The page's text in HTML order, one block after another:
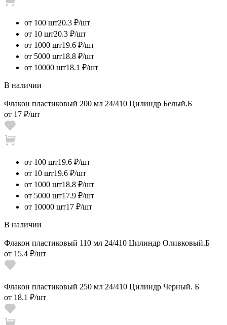
от 100 шт20.3 ₽/шт
от 10 шт20.3 ₽/шт
от 1000 шт19.6 ₽/шт
от 5000 шт18.8 ₽/шт
от 10000 шт18.1 ₽/шт
В наличии
Флакон пластиковый 200 мл 24/410 Цилиндр Белый.Б
от 17 ₽/шт
от 100 шт19.6 ₽/шт
от 10 шт19.6 ₽/шт
от 1000 шт18.8 ₽/шт
от 5000 шт17.9 ₽/шт
от 10000 шт17 ₽/шт
В наличии
Флакон пластиковый 110 мл 24/410 Цилиндр Оливковый.Б
от 15.4 ₽/шт
Флакон пластиковый 250 мл 24/410 Цилиндр Черный. Б
от 18.1 ₽/шт